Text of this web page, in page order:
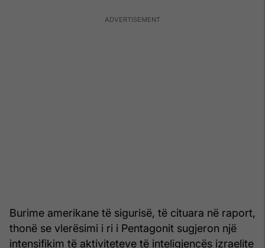
Burime amerikane të sigurisë, të cituara në raport,
thonë se vlerësimi i ri i Pentagonit sugjeron një
intensifikim të aktiviteteve të inteligjencës izraelite